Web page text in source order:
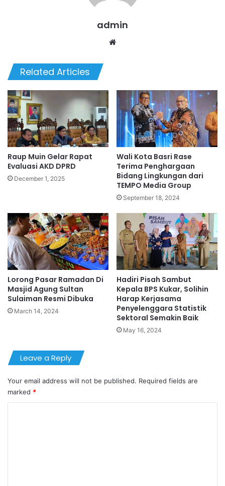
admin
Related Articles
Raup Muin Gelar Rapat
Evaluasi AKD DPRD
December 1, 2025
Wali Kota Basri Rase
Terima Penghargaan
Bidang Lingkungan dari
TEMPO Media Group
September 18, 2024
Lorong Pasar Ramadan Di
Masjid Agung Sultan
Sulaiman Resmi Dibuka
March 14, 2024
Hadiri Pisah Sambut
Kepala BPS Kukar, Solihin
Harap Kerjasama
Penyelenggara Statistik
Sektoral Semakin Baik
May 16, 2024
Leave a Reply
Your email address will not be published. Required fields are
marked *